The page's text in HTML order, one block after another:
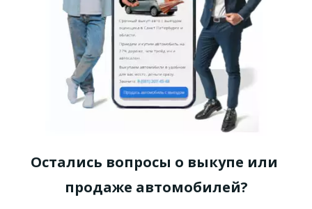
Остались вопросы о выкупе или
продаже автомобилей?